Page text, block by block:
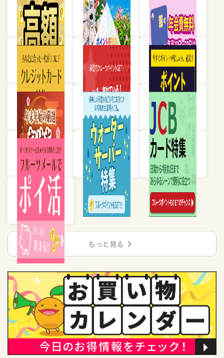
もっと見る chevron_right